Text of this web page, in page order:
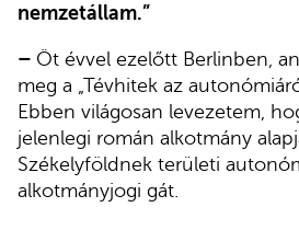
nemzetállam.”
– Öt évvel ezelőtt Berlinben,
meg a „Tévhitek az
Ebben világosan levezetem,
jelenlegi román alkotmány
Székelyföldnek területi
alkotmányjogi gát.